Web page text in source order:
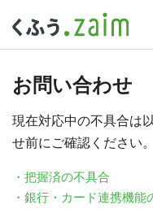
お問い合わせ
現在対応中の不具合は
せ前にご確認ください。
・把握済の不具合
・銀行・カード連携機能